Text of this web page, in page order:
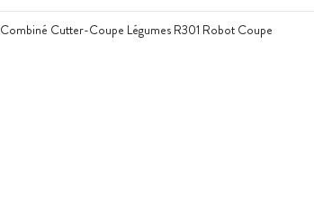
Combiné Cutter-Coupe Légumes R301 Robot Coupe